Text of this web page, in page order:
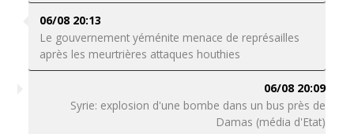
06/08 20:13
Le gouvernement yéménite menace de représailles
après les meurtrières attaques houthies
06/08 20:09
Syrie: explosion d'une bombe dans un bus près de
Damas (média d'Etat)